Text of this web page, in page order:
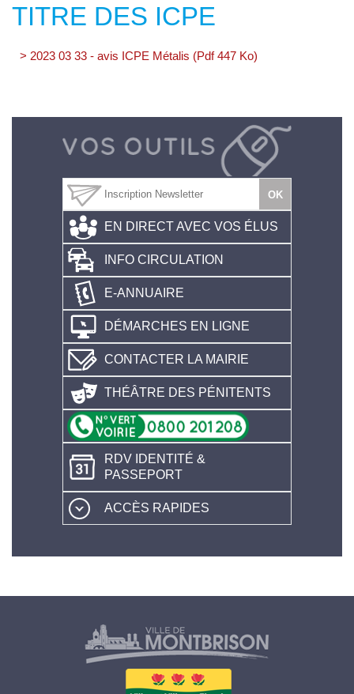
TITRE DES ICPE
> 2023 03 33 - avis ICPE Métalis (Pdf 447 Ko)
EN DIRECT AVEC VOS ÉLUS
INFO CIRCULATION
E-ANNUAIRE
DÉMARCHES EN LIGNE
CONTACTER LA MAIRIE
THÉÂTRE DES PÉNITENTS
RDV IDENTITÉ &
PASSEPORT
ACCÈS RAPIDES